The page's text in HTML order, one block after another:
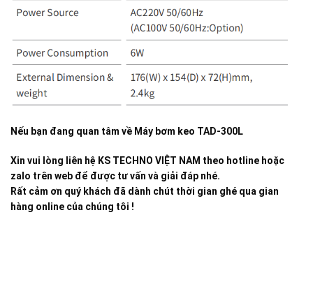
Nếu bạn đang quan tâm về Máy bơm keo TAD-300L
Xin vui lòng liên hệ KS TECHNO VIỆT NAM theo hotline hoặc
zalo trên web để được tư vấn và giải đáp nhé.
Rất cảm ơn quý khách đã dành chút thời gian ghé qua gian
hàng online của chúng tôi !